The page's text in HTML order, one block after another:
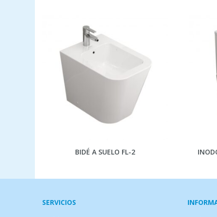
BIDÉ A SUELO FL-2
SERVICIOS